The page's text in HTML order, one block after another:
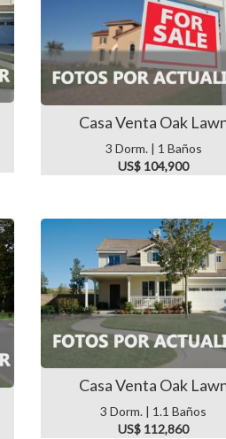
Casa Venta Oak
3 Dorm. | 1 Baños
US$ 104,900
Casa Venta Oak
3 Dorm. | 1.1 Baños
US$ 112,860